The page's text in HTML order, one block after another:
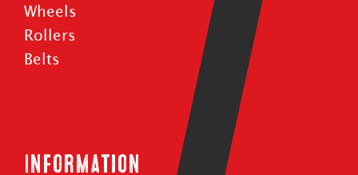
Wheels
Rollers
Belts
Information